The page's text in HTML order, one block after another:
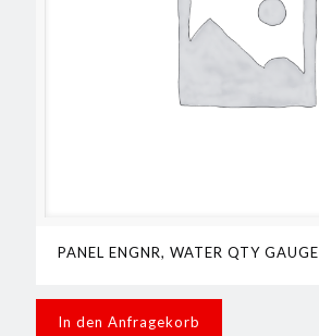
PANEL ENGNR, WATER QTY GAUGE
In den Anfragekorb